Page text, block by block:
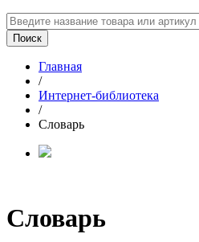
Главная
/
Интернет-библиотека
/
Словарь
Словарь